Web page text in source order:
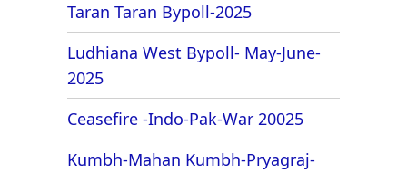
Taran Taran Bypoll-2025
Ludhiana West Bypoll- May-June-
2025
Ceasefire -Indo-Pak-War 20025
Kumbh-Mahan Kumbh-Pryagraj-